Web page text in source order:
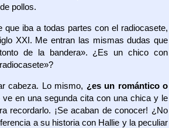
pollos.
que iba a todas partes con el radiocasete,
XXI. Me entran las mismas dudas que
de la bandera». ¿Es un chico con
cabeza. Lo mismo, ¿es un romántico o
en una segunda cita con una chica y le
recordarlo. ¡Se acaban de conocer! ¿No
a su historia con Hallie y la peculiar